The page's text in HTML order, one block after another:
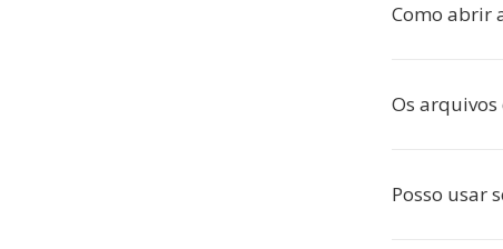
Como abrir
Os arquivos
Posso usar